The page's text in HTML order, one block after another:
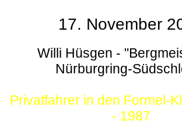
17. November
Willi Hüsgen -
Nürburgring-
Privatfahrer in den Formel-
- 1987